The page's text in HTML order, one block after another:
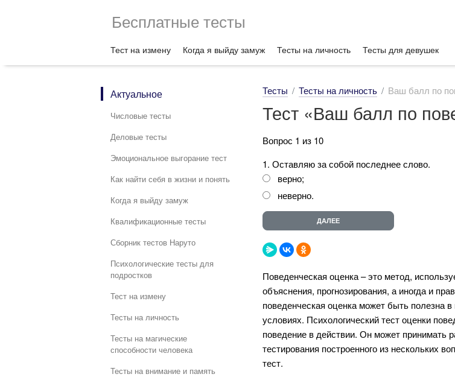
Бесплатные тесты
Тест на измену Когда я выйду замуж Тесты на личность Тесты для девушек
Актуальное
Числовые тесты
Деловые тесты
Эмоциональное выгорание тест
Как найти себя в жизни и понять
Когда я выйду замуж
Квалификационные тесты
Сборник тестов Наруто
Психологические тесты для
подростков
Тест на измену
Тесты на личность
Тесты на магические
способности человека
Тесты на внимание и память
Тесты Тесты на личность Ваш балл по
Тест «Ваш балл по
Вопрос 1 из 10
1. Оставляю за собой последнее слово.
верно;
неверно.
Поведенческая оценка – это метод,
объяснения, прогнозирования, а иногда и
поведенческая оценка может быть полезна
условиях. Психологический тест оценки
поведение в действии. Он может
тестирования построенного из нескольких
тест.